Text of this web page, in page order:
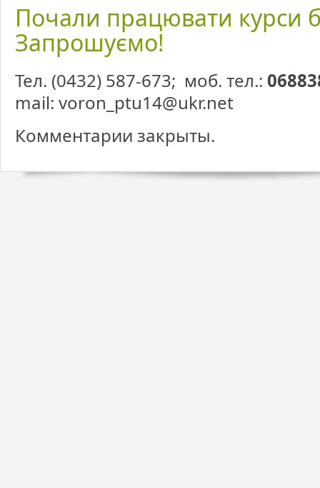
Почали працювати курси
Запрошуємо!
Тел. (0432) 587-673; моб. тел.:
mail: voron_ptu14@ukr.net
Комментарии закрыты.